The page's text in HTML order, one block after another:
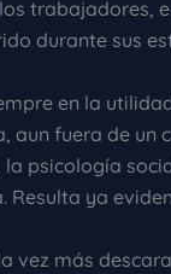
trabajadores,
durante sus
en la
aun fuera de un
psicología
Resulta ya
vez más